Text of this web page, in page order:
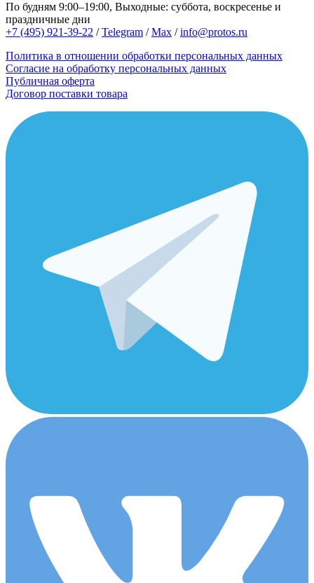
По будням 9:00–19:00, Выходные: суббота, воскресенье и
праздничные дни
+7 (495) 921-39-22 /Telegram /Max /info@protos.ru
Политика в отношении обработки персональных данных
Согласие на обработку персональных данных
Публичная оферта
Договор поставки товара